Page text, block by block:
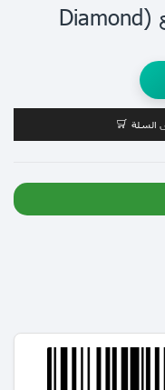
سيت مبرد الماس 10 قطع (Diamond
السلة